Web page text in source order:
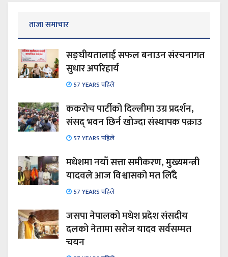
ताजा समाचार
सङ्घीयतालाई सफल बनाउन संरचनागत
सुधार अपरिहार्य
57 YEARS पहिले
ककरोच पार्टीको दिल्लीमा उग्र प्रदर्शन,
संसद् भवन छिर्न खोज्दा संस्थापक पक्राउ
57 YEARS पहिले
मधेशमा नयाँ सत्ता समीकरण, मुख्यमन्त्री
यादवले आज विश्वासको मत लिँदै
57 YEARS पहिले
जसपा नेपालको मधेश प्रदेश संसदीय
दलको नेतामा सरोज यादव सर्वसम्मत
चयन